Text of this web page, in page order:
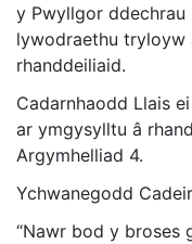
y Pwyllgor ddechrau
lywodraethu
rhanddeiliaid.
Cadarnhaodd Llais
ar ymgysylltu â
Argymhelliad 4.
Ychwanegodd
“Nawr bod y broses